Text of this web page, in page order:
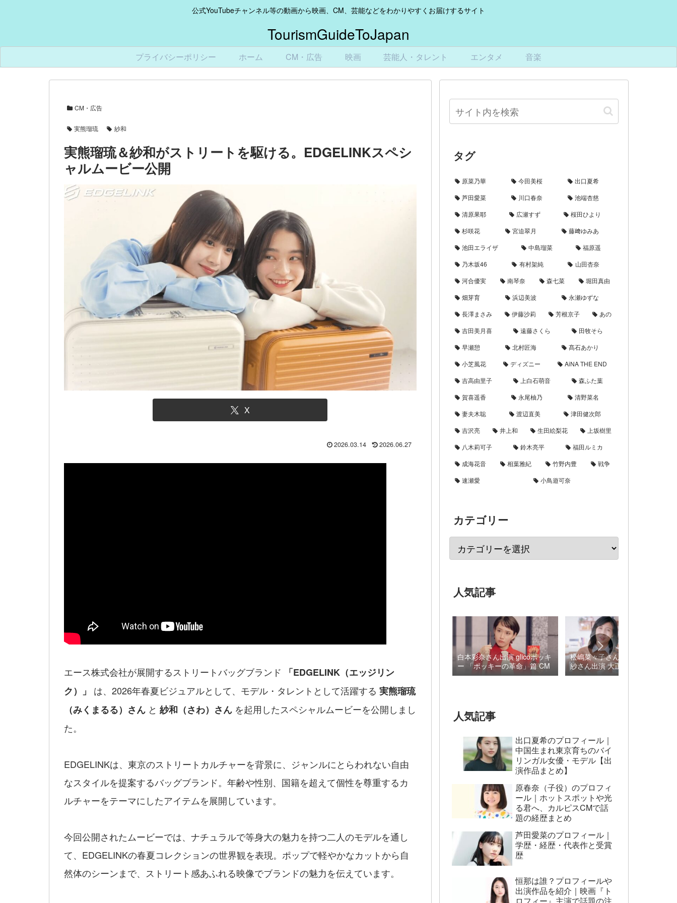
公式YouTubeチャンネル等の動画から映画、CM、芸能などをわかりやすくお届けするサイト
TourismGuideToJapan
プライバシーポリシー ホーム CM・広告 映画 芸能人・タレント エンタメ 音楽
CM・広告
実熊瑠琉 紗和
実熊瑠琉＆紗和がストリートを駆ける。EDGELINKスペシ
ャルムービー公開
X
2026.03.14 2026.06.27
エース株式会社が展開するストリートバッグブランド
「EDGELINK（エッジリン
ク）」
は、2026年春夏ビジュアルとして、モデル・タレントとして活躍する 実熊瑠琉
（みくまるる）さんと 紗和（さわ）さんを起用したスペシャルムービーを公開しまし
た。
EDGELINKは、東京のストリートカルチャーを背景に、ジャンルにとらわれない自由
なスタイルを提案するバッグブランド。年齢や性別、国籍を超えて個性を尊重するカ
ルチャーをテーマにしたアイテムを展開しています。
今回公開されたムービーでは、ナチュラルで等身大の魅力を持つ二人のモデルを通し
て、EDGELINKの春夏コレクションの世界観を表現。ポップで軽やかなカットから自
然体のシーンまで、ストリート感あふれる映像でブランドの魅力を伝えています。
タグ
原菜乃華 今田美桜
出口夏希
芦田愛菜
川口春奈
池端杏慈
清原果耶
広瀬すず
桜田ひより
杉咲花
宮迫翠月
藤﨑ゆみあ
池田エライザ
中島瑠菜
福原遥
乃木坂46
有村架純
山田杏奈
河合優実
南琴奈 森七菜
堀田真由
畑芽育
浜辺美波
永瀬ゆずな
長澤まさみ
伊藤沙莉 芳根京子
あの
吉田美月喜
遠藤さくら
田牧そら
早瀬憩
北村匠海
髙石あかり
小芝風花
ディズニー
AiNA THE END
吉高由里子
上白石萌音
森ふた葉
賀喜遥香
永尾柚乃
清野菜名
妻夫木聡
渡辺直美
津田健次郎
吉沢亮
井上和 生田絵梨花
上坂樹里
八木莉可子
鈴木亮平
福田ルミカ
成海花音
相葉雅紀 竹野内豊
戦争
速瀬愛
小鳥遊可奈
カテゴリー
人気記事
白本彩奈さん出演 glicoポッキ
ー 「ポッキーの革命」篇 CM
松嶋菜々子さん×阿由葉さら
紗さん出演 大正製薬 パブロ
ンSゴールドW『いましよう
人気記事
出口夏希のプロフィール｜
中国生まれ東京育ちのバイ
リンガル女優・モデル【出
演作品まとめ】
原春奈（子役）のプロフィ
ール｜ホットスポットや光
る君へ、カルピスCMで話
題の経歴まとめ
芦田愛菜のプロフィール｜
学歴・経歴・代表作と受賞
歴
恒那は誰？プロフィールや
出演作品を紹介｜映画『ト